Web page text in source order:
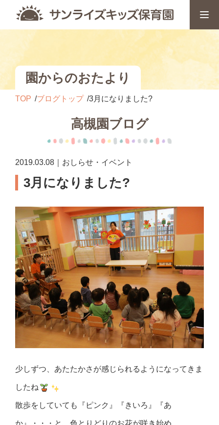
園からのおたより
TOP ブログトップ 3月になりました?
高槻園ブログ
2019.03.08｜おしらせ・イベント
3月になりました?
少しずつ、あたたかさが感じられるようになってきま
したね
散歩をしていても『ピンク』『きいろ』『あ
か』・・・と、色とりどりのお花が咲き始め、